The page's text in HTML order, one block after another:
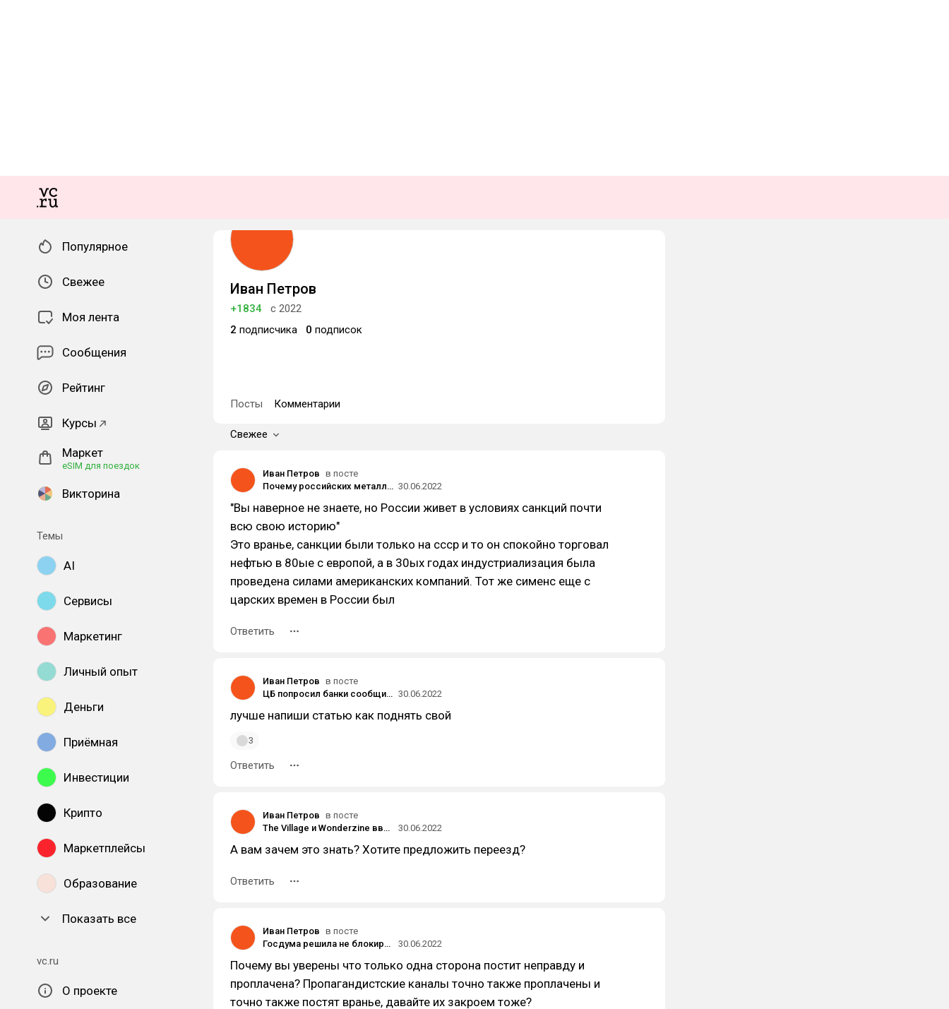
Популярное
Свежее
Моя лента
Сообщения
Рейтинг
Курсы
Маркет
eSIM для поездок
Викторина
Темы
AI
Сервисы
Маркетинг
Личный опыт
Деньги
Приёмная
Инвестиции
Крипто
Маркетплейсы
Образование
Показать все
vc.ru
О проекте
Иван Петров
+1834
с 2022
2 подписчика 0 подписок
Посты Комментарии
Свежее
Иван Петров в посте
Почему российских металлургов не спасают ни ресурсы, ни Путин? Кто виноват - загадка, но что будут делать? 30.06.2022
"Вы наверное не знаете, но России живет в условиях санкций почти
всю свою историю"
Это вранье, санкции были только на ссср и то он спокойно торговал
нефтью в 80ые с европой, а в 30ых годах индустриализация была
проведена силами американских компаний. Тот же сименс еще с
царских времен в России был
Ответить
Иван Петров в посте
ЦБ попросил банки сообщить об использовании VPN-сервисов Windscribe, Proton и других — Frank Media 30.06.2022
лучше напиши статью как поднять свой
3
Ответить
Иван Петров в посте
The Village и Wonderzine ввели платную подписку почти на все материалы
30.06.2022
А вам зачем это знать? Хотите предложить переезд?
Ответить
Иван Петров в посте
Госдума решила не блокировать СМИ за «фейки» сразу — вместо этого их работу будут приостанавливать на три месяца
30.06.2022
Почему вы уверены что только одна сторона постит неправду и
проплачена? Пропагандистские каналы точно также проплачены и
точно также постят вранье, давайте их закроем тоже?